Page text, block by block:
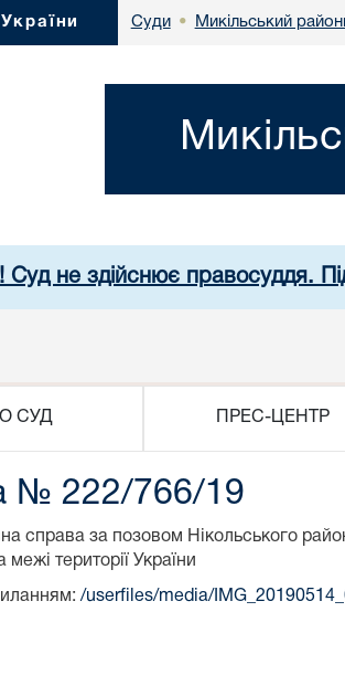
Суди • Микільський
Суд не здійснює правосуддя.
СУД ПРЕС-ЦЕНТР
№ 222/766/19
справа за позовом Нікольського
території України
/userfiles/media/